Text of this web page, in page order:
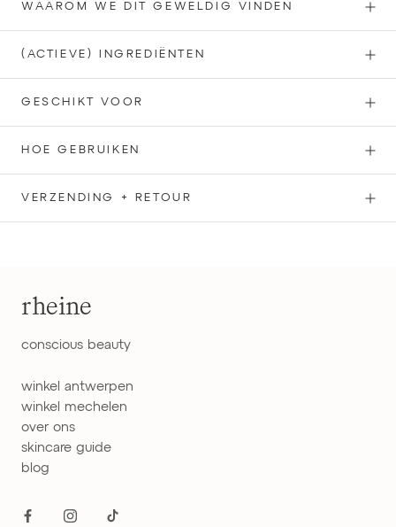
WAAROM WE DIT GEWELDIG VINDEN
(ACTIEVE) INGREDIËNTEN
GESCHIKT VOOR
HOE GEBRUIKEN
VERZENDING + RETOUR
rheine
conscious beauty
winkel antwerpen
winkel mechelen
over ons
skincare guide
blog